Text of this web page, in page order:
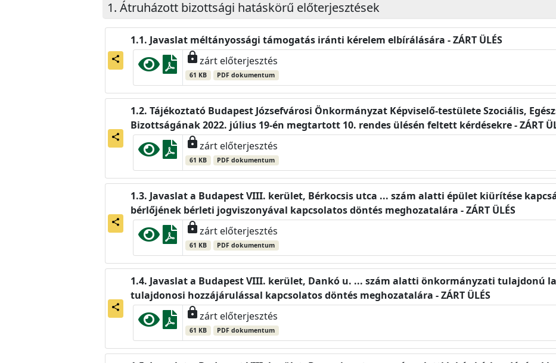
Átruházott bizottsági hatáskörű előterjesztések
share
Javaslat méltányossági támogatás iránti kérelem elbírálására - ZÁRT ÜLÉS
lockzárt előterjesztés
61 KB PDF dokumentum
share
Tájékoztató Budapest Józsefvárosi Önkormányzat Képviselő-testülete Szociális,
Bizottságának 2022. július 19-én megtartott 10. rendes ülésén feltett kérdésekre - ZÁRT
lockzárt előterjesztés
61 KB PDF dokumentum
share
Javaslat a Budapest VIII. kerület, Bérkocsis utca ... szám alatti épület kiürítése
bérlőjének bérleti jogviszonyával kapcsolatos döntés meghozatalára - ZÁRT ÜLÉS
lockzárt előterjesztés
61 KB PDF dokumentum
share
Javaslat a Budapest VIII. kerület, Dankó u. ... szám alatti önkormányzati tulajdonú
tulajdonosi hozzájárulással kapcsolatos döntés meghozatalára - ZÁRT ÜLÉS
lockzárt előterjesztés
61 KB PDF dokumentum